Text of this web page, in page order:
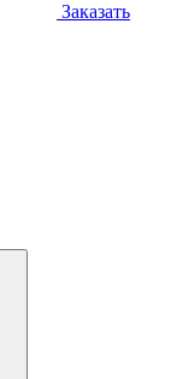
Заказать